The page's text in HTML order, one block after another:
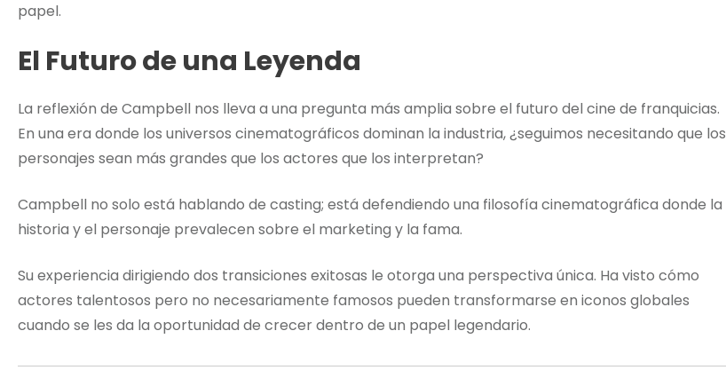
papel.
El Futuro de una Leyenda
La reflexión de Campbell nos lleva a una pregunta más amplia sobre el futuro del cine de franquicias.
En una era donde los universos cinematográficos dominan la industria, ¿seguimos necesitando que los
personajes sean más grandes que los actores que los interpretan?
Campbell no solo está hablando de casting; está defendiendo una filosofía cinematográfica donde la
historia y el personaje prevalecen sobre el marketing y la fama.
Su experiencia dirigiendo dos transiciones exitosas le otorga una perspectiva única. Ha visto cómo
actores talentosos pero no necesariamente famosos pueden transformarse en iconos globales
cuando se les da la oportunidad de crecer dentro de un papel legendario.